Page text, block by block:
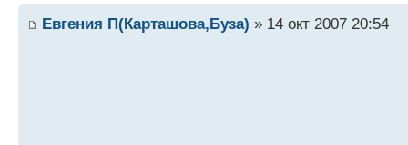
Евгения П(Карташова,Буза) » 14 окт 2007 20:54